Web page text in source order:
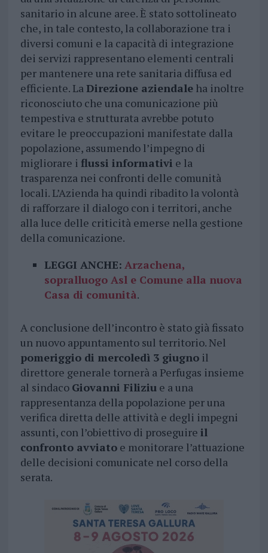
sanitario in alcune aree. È stato sottolineato
che, in tale contesto, la collaborazione tra i
diversi comuni e la capacità di integrazione
dei servizi rappresentano elementi centrali
per mantenere una rete sanitaria diffusa ed
efficiente. LaDirezione aziendaleha inoltre
riconosciuto che una comunicazione più
tempestiva e strutturata avrebbe potuto
evitare le preoccupazioni manifestate dalla
popolazione, assumendo l’impegno di
migliorare i flussi informativi e la
trasparenza nei confronti delle comunità
locali. L’Azienda ha quindi ribadito la volontà
di rafforzare il dialogo con i territori, anche
alla luce delle criticità emerse nella gestione
della comunicazione.
LEGGI ANCHE: Arzachena,
sopralluogo Asl e Comune alla nuova
Casa di comunità.
A conclusione dell’incontro è stato già fissato
un nuovo appuntamento sul territorio. Nel
pomeriggio di mercoledì 3 giugnoil
direttore generale tornerà a Perfugas insieme
al sindaco Giovanni Filiziue a una
rappresentanza della popolazione per una
verifica diretta delle attività e degli impegni
assunti, con l’obiettivo di proseguire il
confronto avviatoe monitorare l’attuazione
delle decisioni comunicate nel corso della
serata.